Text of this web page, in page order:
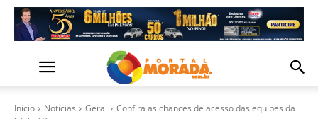
Início Notícias Geral
Confira as chances de acesso das equipes da